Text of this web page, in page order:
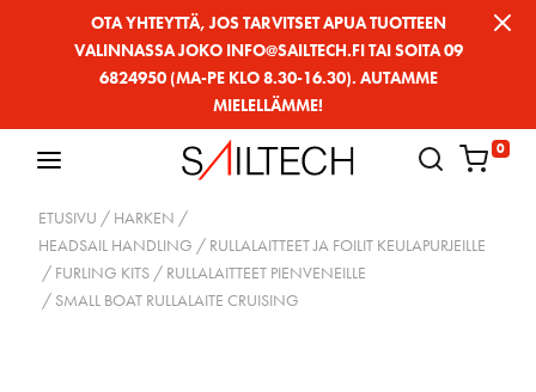
OTA YHTEYTTÄ, JOS TARVITSET APUA TUOTTEEN
VALINNASSA JOKO INFO@SAILTECH.FI TAI SOITA 09
6824950 (MA-PE KLO 8.30-16.30). AUTAMME
MIELELLÄMME!
0
ETUSIVU / HARKEN /
HEADSAIL HANDLING / RULLALAITTEET JA FOILIT KEULAPURJEILLE
/ FURLING KITS / RULLALAITTEET PIENVENEILLE
/ SMALL BOAT RULLALAITE CRUISING